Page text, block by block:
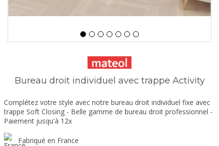
Bureau droit individuel avec trappe Activity
Complétez votre style avec notre bureau droit individuel fixe avec
trappe Soft Closing - Belle gamme de bureau droit professionnel -
Paiement jusqu'à 12x
Fabriqué en France